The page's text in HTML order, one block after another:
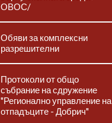
ОВОС/
Обяви за комплексни
разрешителни
Протоколи от общо
събрание на сдружение
"Регионално управление на
отпадъците - Добрич"